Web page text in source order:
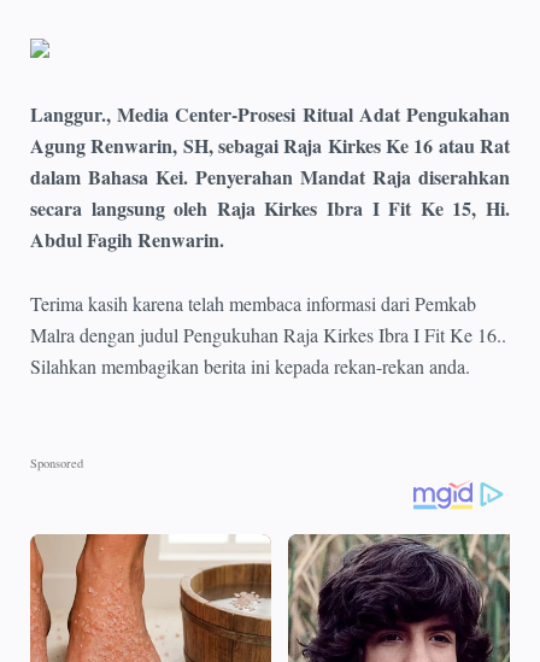
Langgur., Media Center-Prosesi Ritual Adat Pengukahan
Agung Renwarin, SH, sebagai Raja Kirkes Ke 16 atau Rat
dalam Bahasa Kei. Penyerahan Mandat Raja diserahkan
secara langsung oleh Raja Kirkes Ibra I Fit Ke 15, Hi.
Abdul Fagih Renwarin.
Terima kasih karena telah membaca informasi dari Pemkab
Malra dengan judul Pengukuhan Raja Kirkes Ibra I Fit Ke 16..
Silahkan membagikan berita ini kepada rekan-rekan anda.